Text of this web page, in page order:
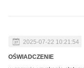
2025-07-22 10:21:54
OŚWIADCZENIE